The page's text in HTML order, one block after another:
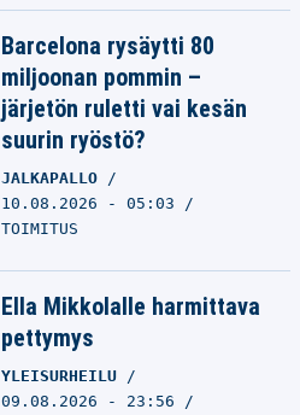
Barcelona rysäytti 80
miljoonan pommin –
järjetön ruletti vai kesän
suurin ryöstö?
JALKAPALLO
10.08.2026 - 05:03
TOIMITUS
Ella Mikkolalle harmittava
pettymys
YLEISURHEILU
09.08.2026 - 23:56